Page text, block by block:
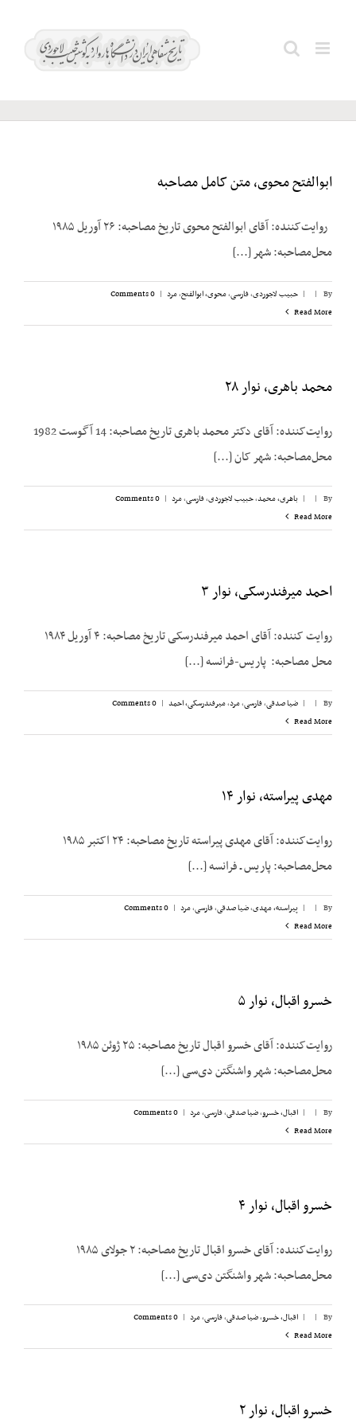
کیسینجر؛
ابوالفتح محوی، متن کامل مصاحبه
روایت‌کننده: آقای ابوالفتح محوی تاریخ مصاحبه: ۲۶ آوریل ۱۹۸۵
محل‌مصاحبه: شهر [...]
By
|
| حبیب لاجوردی,فارسی,محوی، ابوالفتح,مرد |
0 Comments
Read More
محمد باهری، نوار ۲۸
روایت‌کننده: آقای دکتر محمد باهری تاریخ مصاحبه: 14 آگوست 1982
محل‌مصاحبه: شهر کان [...]
By
|
| باهری، محمد,حبیب لاجوردی,فارسی,مرد |
0 Comments
Read More
احمد میرفندرسکی، نوار ۳
روایت کننده: آقای احمد میرفندرسکی تاریخ مصاحبه: ۴ آوریل ۱۹۸۴
محل مصاحبه: پاریس-فرانسه [...]
By
|
| ضیا صدقی,فارسی,مرد,میرفندرسکی، احمد |
0 Comments
Read More
مهدی پیراسته، نوار ۱۴
روایت‌کننده: آقای مهدی پیراسته تاریخ مصاحبه: ۲۴ اکتبر ۱۹۸۵
محل‌مصاحبه: پاریس ـ فرانسه [...]
By
|
| پیراسته، مهدی,ضیا صدقی,فارسی,مرد |
0 Comments
Read More
خسرو اقبال، نوار ۵
روایت‌کننده: آقای خسرو اقبال تاریخ مصاحبه: ۲۵ ژوئن ۱۹۸۵
محل‌مصاحبه: شهر واشنگتن دی‌سی [...]
By
|
| اقبال، خسرو,ضیا صدقی,فارسی,مرد |
0 Comments
Read More
خسرو اقبال، نوار ۴
روایت‌کننده: آقای خسرو اقبال تاریخ مصاحبه: ۲ جولای ۱۹۸۵
محل‌مصاحبه: شهر واشنگتن دی‌سی [...]
By
|
| اقبال، خسرو,ضیا صدقی,فارسی,مرد |
0 Comments
Read More
خسرو اقبال، نوار ۲